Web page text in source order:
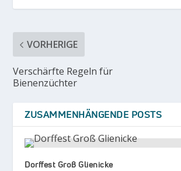
VORHERIGE
Verschärfte Regeln für
Bienenzüchter
ZUSAMMENHÄNGENDE POSTS
Dorffest Groß Glienicke